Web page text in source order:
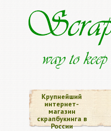
Крупнейший
интернет-
магазин
скрапбукинга в
России